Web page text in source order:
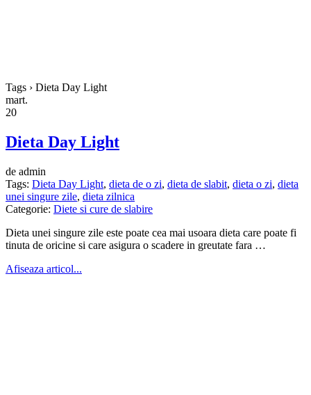
Tags › Dieta Day Light
mart.
20
Dieta Day Light
de admin
Tags: Dieta Day Light, dieta de o zi, dieta de slabit, dieta o zi, dieta
unei singure zile, dieta zilnica
Categorie: Diete si cure de slabire
Dieta unei singure zile este poate cea mai usoara dieta care poate fi
tinuta de oricine si care asigura o scadere in greutate fara …
Afiseaza articol...